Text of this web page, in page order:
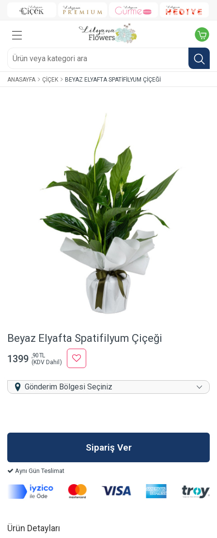
ANASAYFA ÇIÇEK BEYAZ ELYAFTA SPATIFILYUM ÇIÇEĞI
Beyaz Elyafta Spatifilyum Çiçeği
1399 ,90 TL
(KDV Dahil)
Gönderim Bölgesi Seçiniz
Aynı Gün Teslimat
Ürün Detayları